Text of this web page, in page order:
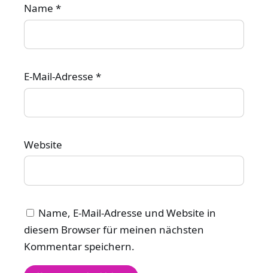
Name *
E-Mail-Adresse *
Website
Name, E-Mail-Adresse und Website in
diesem Browser für meinen nächsten
Kommentar speichern.